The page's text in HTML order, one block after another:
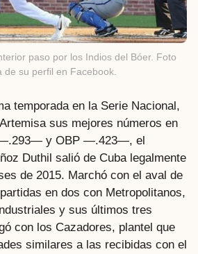
paso por los Indios del Bóer. Foto
de su perfil en Facebook.
temporada en la Serie Nacional,
sus mejores números en
—.293— y OBP —.423—, el
Duthil salió de Cuba legalmente
de 2015. Marchó con el aval de
en dos con Metropolitanos,
y sus últimos tres
con los Cazadores, plantel que
similares a las recibidas con el